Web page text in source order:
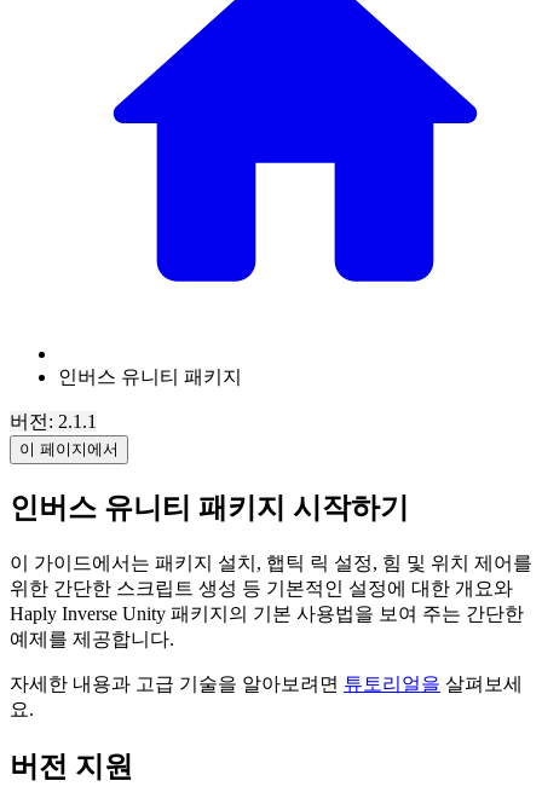
인버스 유니티 패키지
버전: 2.1.1
이 페이지에서
인버스 유니티 패키지 시작하기
이 가이드에서는 패키지 설치, 햅틱 릭 설정, 힘 및 위치 제어를
위한 간단한 스크립트 생성 등 기본적인 설정에 대한 개요와
Haply Inverse Unity 패키지의 기본 사용법을 보여 주는 간단한
예제를 제공합니다.
자세한 내용과 고급 기술을 알아보려면 튜토리얼을 살펴보세
요.
버전 지원